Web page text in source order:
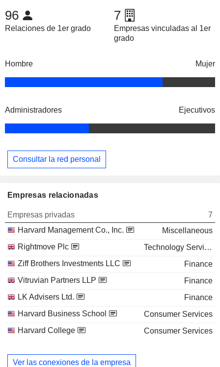
96
Relaciones de 1er grado
7
Empresas vinculadas al 1er
grado
Hombre Mujer
Administradores Ejecutivos
Consultar la red personal
Empresas relacionadas
Empresas privadas
7
Harvard Management Co., Inc.
Miscellaneous
Rightmove Plc
Technology Services
Ziff Brothers Investments LLC
Finance
Vitruvian Partners LLP
Finance
LK Advisers Ltd.
Finance
Harvard Business School
Consumer Services
Harvard College
Consumer Services
Ver las conexiones de la empresa